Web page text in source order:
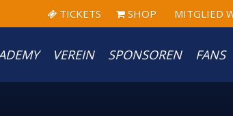
TICKETS SHOP MITGLIED
VEREIN SPONSOREN FANS